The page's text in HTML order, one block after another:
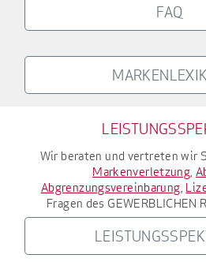
FAQ
Wir beraten und vertreten wir
Markenverletzung,
Abgrenzungsvereinbarung,
Fragen des GEWERBLICHEN